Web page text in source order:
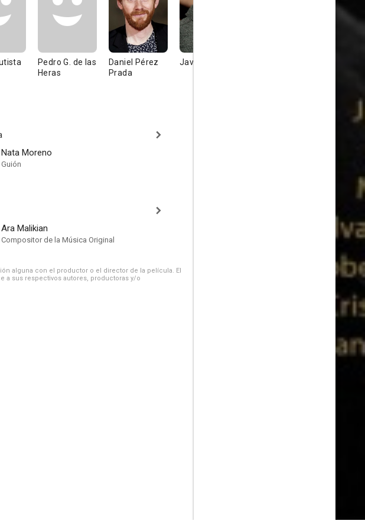
Pedro G. de las
Heras
Daniel Pérez
Prada
Javier Cámara
Nata Moreno
Guión
Ara Malikian
Compositor de la Música Original
alguna con el productor o el director de la película. El
a sus respectivos autores, productoras y/o